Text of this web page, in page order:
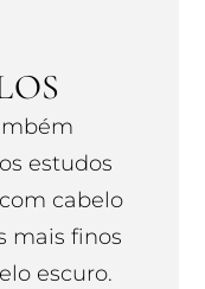
estudos
cabelo
mais finos
escuro.